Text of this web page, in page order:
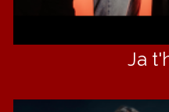
Ja